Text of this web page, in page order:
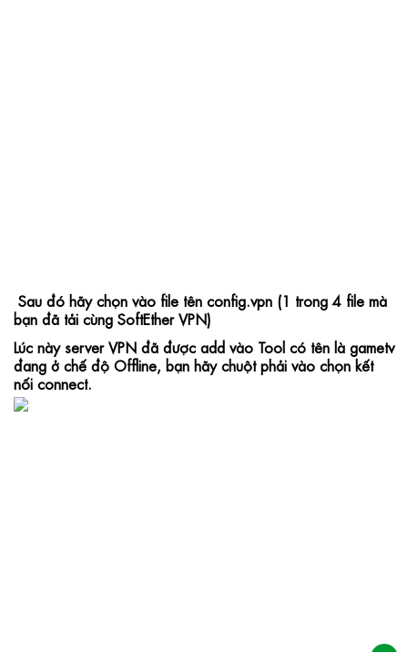
Sau đó hãy chọn vào file tên config.vpn (1 trong 4 file mà
bạn đã tải cùng SoftEther VPN)
Lúc này server VPN đã được add vào Tool có tên là gametv
đang ở chế độ Offline, bạn hãy chuột phải vào chọn kết
nối connect.